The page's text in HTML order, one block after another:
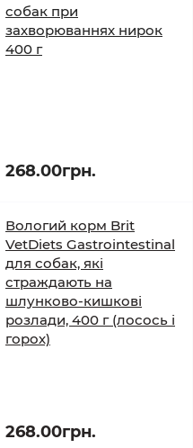
собак при
захворюваннях нирок
400 г
268.00грн.
Вологий корм Brit
VetDiets Gastrointestinal
для собак, які
страждають на
шлунково-кишкові
розлади, 400 г (лосось і
горох)
268.00грн.